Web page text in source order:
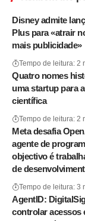
Disney admite
Plus para «atrair
mais publicidade»
Tempo de leitura: 2
Quatro nomes
uma startup para
científica
Tempo de leitura: 2
Meta desafia
agente de
objectivo é
de
Tempo de leitura: 3
AgentID:
controlar acessos